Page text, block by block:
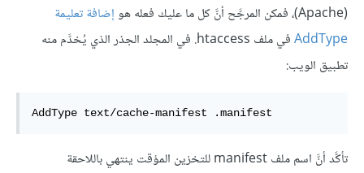
(Apache)، فمكن المرجَّح أنَّ كل ما عليك فعله هو
إضافة تعليمة
AddType
في ملف ‎.htaccess في المجلد الجذر الذي يُخدَّم منه
تطبيق الويب:
تأكَّد أنَّ اسم ملف manifest للتخزين المؤقت ينتهي باللاحقة